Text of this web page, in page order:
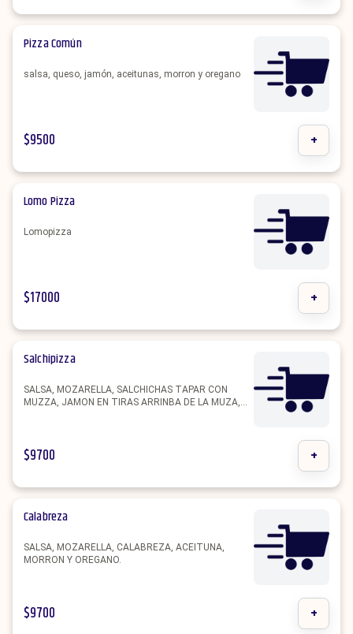
Pizza Común
salsa, queso, jamón, aceitunas, morron y oregano
$9500 +
Lomo Pizza
Lomopizza
$17000 +
Salchipizza
SALSA, MOZARELLA, SALCHICHAS TAPAR CON
MUZZA, JAMON EN TIRAS ARRINBA DE LA MUZA,
$9700 +
Calabreza
SALSA, MOZARELLA, CALABREZA, ACEITUNA,
MORRON Y OREGANO.
$9700 +